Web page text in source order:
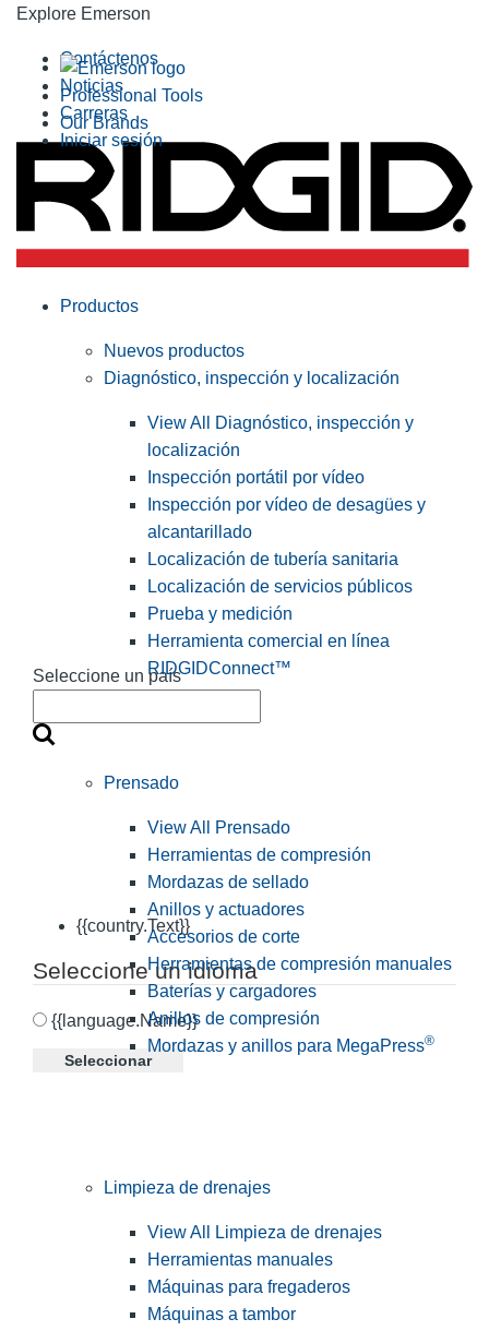
Explore Emerson
Professional Tools
Our Brands
Contáctenos
Noticias
Carreras
Iniciar sesión
Seleccione un país
{{country.Text}}
Seleccione un idioma
{{language.Name}}
Seleccionar
Productos
Nuevos productos
Diagnóstico, inspección y localización
View All Diagnóstico, inspección y
localización
Inspección portátil por vídeo
Inspección por vídeo de desagües y
alcantarillado
Localización de tubería sanitaria
Localización de servicios públicos
Prueba y medición
Herramienta comercial en línea
RIDGIDConnect™
Prensado
View All Prensado
Herramientas de compresión
Mordazas de sellado
Anillos y actuadores
Accesorios de corte
Herramientas de compresión manuales
Baterías y cargadores
Anillos de compresión
Mordazas y anillos para MegaPress®
Limpieza de drenajes
View All Limpieza de drenajes
Herramientas manuales
Máquinas para fregaderos
Máquinas a tambor